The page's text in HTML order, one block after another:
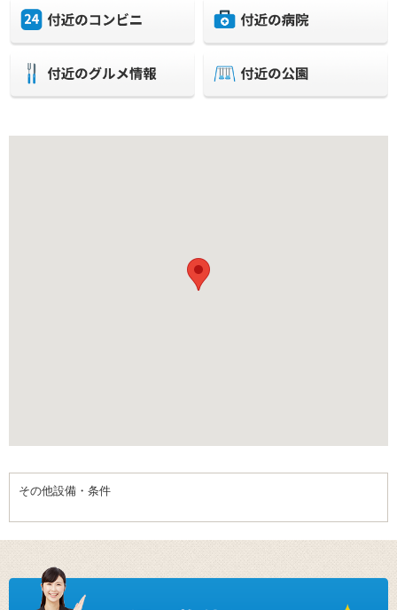
その他設備・条件